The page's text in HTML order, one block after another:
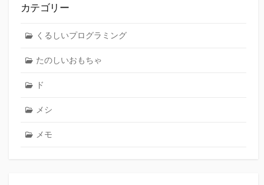
カテゴリー
くるしいプログラミング
たのしいおもちゃ
ド
メシ
メモ